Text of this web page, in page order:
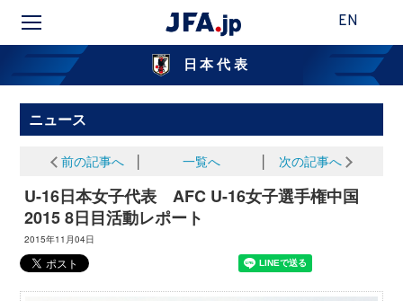
EN
日本代表
ニュース
前の記事へ 一覧へ 次の記事へ
U-16日本女子代表 AFC U-16女子選手権中国
2015 8日目活動レポート
2015年11月04日